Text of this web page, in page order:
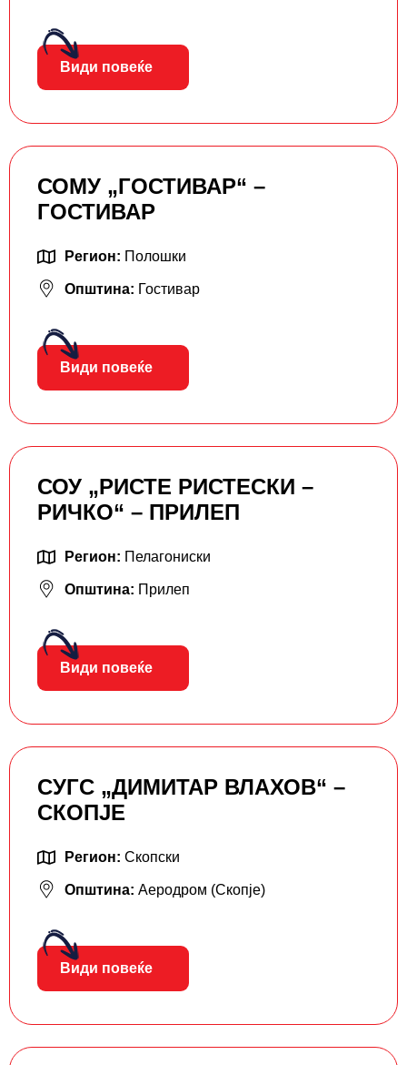
Види повеќе
СОМУ „ГОСТИВАР“ –
ГОСТИВАР
Регион: Полошки
Општина: Гостивар
Види повеќе
СОУ „РИСТЕ РИСТЕСКИ –
РИЧКО“ – ПРИЛЕП
Регион: Пелагониски
Општина: Прилеп
Види повеќе
СУГС „ДИМИТАР ВЛАХОВ“ –
СКОПЈЕ
Регион: Скопски
Општина: Аеродром (Скопје)
Види повеќе